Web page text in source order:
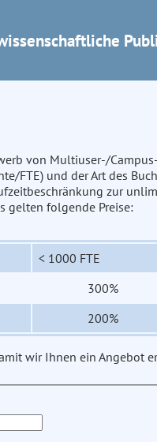
von Multiuser-/
FTE) und der Art des
zur
gelten folgende Preise:
< 1000 FTE
300%
200%
wir Ihnen ein Angebot